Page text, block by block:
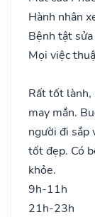
Hành nhân
Bệnh tật
Mọi việc
Rất tốt lành,
may mắn.
người đi sắp
tốt đẹp. Có
khỏe.
9h-11h
21h-23h